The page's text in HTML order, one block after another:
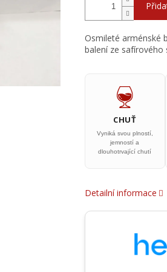
Osmileté arménské
balení ze safírového
CHUŤ
Vyniká svou plností,
jemností a
dlouhotrvající chutí
Detailní informace